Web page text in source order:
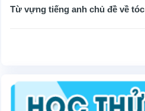
Từ vựng tiếng anh chủ đề về tóc